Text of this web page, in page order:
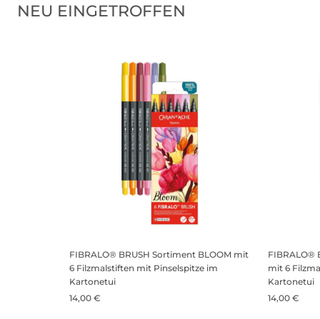
NEU EINGETROFFEN
FIBRALO® BRUSH Sortiment BLOOM mit
6 Filzmalstiften mit Pinselspitze im
Kartonetui
14,00 €
FIBRALO®
mit 6
Kartonetui
14,00 €